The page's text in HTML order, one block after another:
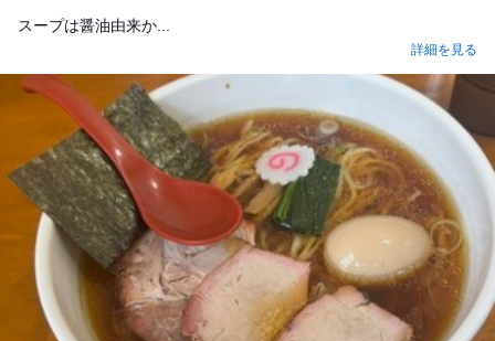
スープは醤油由来か...
詳細を見る